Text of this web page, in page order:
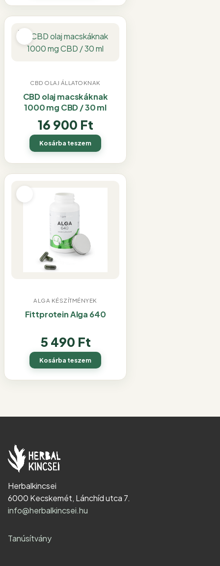
CBD OLAJ ÁLLATOKNAK
CBD olaj macskáknak
1000 mg CBD / 30 ml
16 900 Ft
Kosárba teszem
ALGA KÉSZÍTMÉNYEK
Fittprotein Alga 640
5 490 Ft
Kosárba teszem
Herbalkincsei
6000 Kecskemét, Lánchíd utca 7.
info@herbalkincsei.hu
Tanúsítvány